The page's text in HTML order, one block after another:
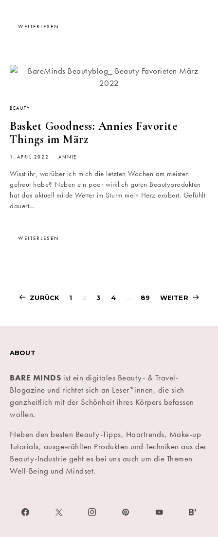
WEITERLESEN
BEAUTY
Basket Goodness: Annies Favorite
Things im März
1. APRIL 2022 ANNIE
Wisst ihr, worüber ich mich die letzten Wochen am meisten
gefreut habe? Neben ein paar wirklich guten Beautyprodukten
hat das aktuell milde Wetter im Sturm mein Herz erobert. Gefühlt
dauert…
WEITERLESEN
ZURÜCK 1 2 3 4 … 89 WEITER
ABOUT
BARE MINDS ist ein digitales Beauty- & Travel-
Blogazine und richtet sich an Leser*innen, die sich
ganzheitlich mit der Schönheit ihres Körpers befassen
wollen.
Neben den besten Beauty-Tipps, Haartrends, Make-up
Tutorials, ausgewählten Produkten und Techniken aus der
Beauty-Industrie geht es bei uns auch um die Themen
Well-Being und Mindset.